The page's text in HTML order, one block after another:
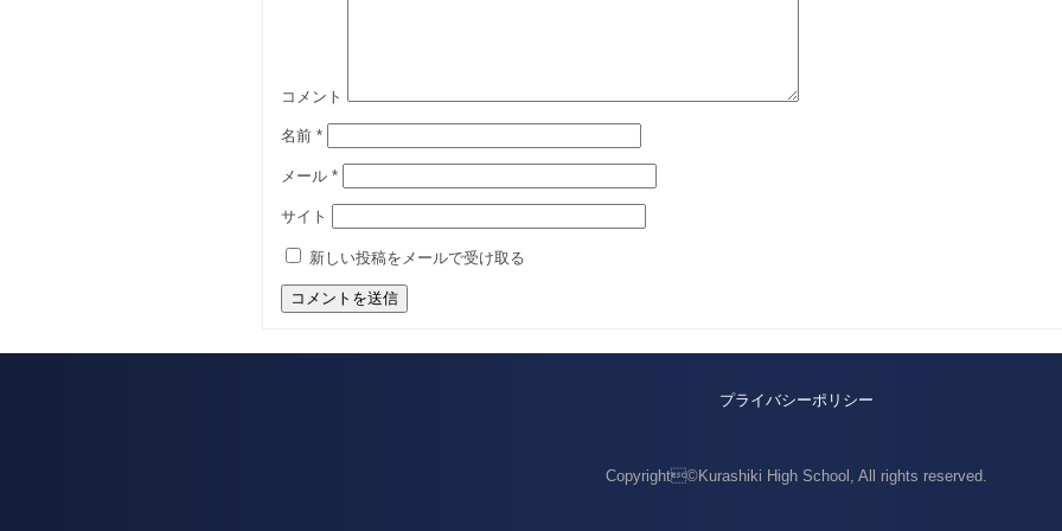
コメント
名前 *
メール *
サイト
新しい投稿をメールで受け取る
プライバシーポリシー
Copyright©Kurashiki High School, All rights reserved.